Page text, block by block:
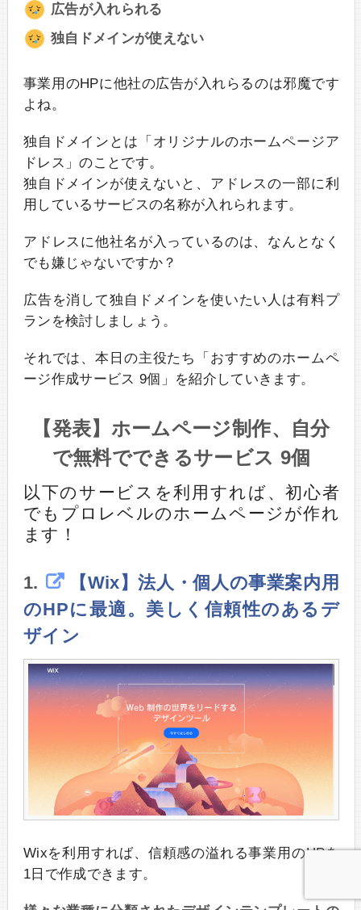
広告が入れられる
独自ドメインが使えない
事業用のHPに他社の広告が入れらるのは邪魔です
よね。
独自ドメインとは「オリジナルのホームページア
ドレス」のことです。
独自ドメインが使えないと、アドレスの一部に利
用しているサービスの名称が入れられます。
アドレスに他社名が入っているのは、なんとなく
でも嫌じゃないですか？
広告を消して独自ドメインを使いたい人は有料プ
ランを検討しましょう。
それでは、本日の主役たち「おすすめのホームペ
ージ作成サービス 9個」を紹介していきます。
【発表】ホームページ制作、自分
で無料でできるサービス 9個
以下のサービスを利用すれば、初心者
でもプロレベルのホームページが作れ
ます！
1.
【Wix】法人・個人の事業案内用
のHPに最適。美しく信頼性のあるデ
ザイン
Wixを利用すれば、信頼感の溢れる事業用のHPを
1日で作成できます。